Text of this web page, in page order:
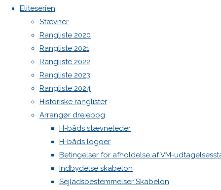
Eliteserien
Stævner
Rangliste 2020
Rangliste 2021
Rangliste 2022
Rangliste 2023
Rangliste 2024
Historiske ranglister
Arrangør drejebog
H-båds stævneleder
H-båds logoer
Betingelser for afholdelse af VM-
Indbydelse skabelon
Sejladsbestemmelser Skabelon
fotos for
præsentation
af
personer,
teams,
både osv
.
A235ED58-
WordPress.org